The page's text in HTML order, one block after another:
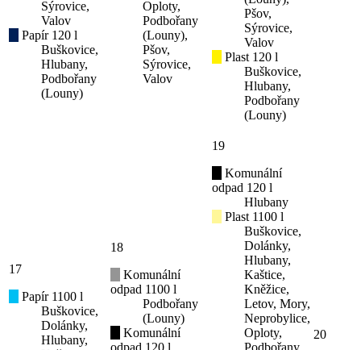
Sýrovice,
Valov
Papír 120 l
Buškovice,
Hlubany,
Podbořany
(Louny)
Oploty,
Podbořany
(Louny),
Pšov,
Sýrovice,
Valov
Pšov,
Sýrovice,
Valov
Plast 120 l
Buškovice,
Hlubany,
Podbořany
(Louny)
17
Papír 1100 l
Buškovice,
Dolánky,
Hlubany,
18
Komunální
odpad 1100 l
Podbořany
(Louny)
Komunální
odpad 120 l
19
Komunální
odpad 120 l
Hlubany
Plast 1100 l
Buškovice,
Dolánky,
Hlubany,
Kaštice,
Kněžice,
Letov, Mory,
Neprobylice,
Oploty,
Podbořany
20